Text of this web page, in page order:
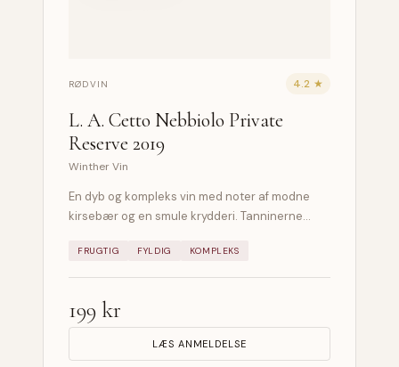
RØDVIN 4.2 ★
L. A. Cetto Nebbiolo Private
Reserve 2019
Winther Vin
En dyb og kompleks vin med noter af modne
kirsebær og en smule krydderi. Tanninerne…
FRUGTIG FYLDIG KOMPLEKS
199 kr
LÆS ANMELDELSE